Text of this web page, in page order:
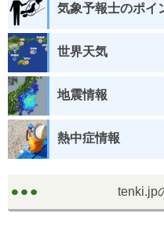
気象予報士のポイ
世界天気
地震情報
熱中症情報
tenki.jp